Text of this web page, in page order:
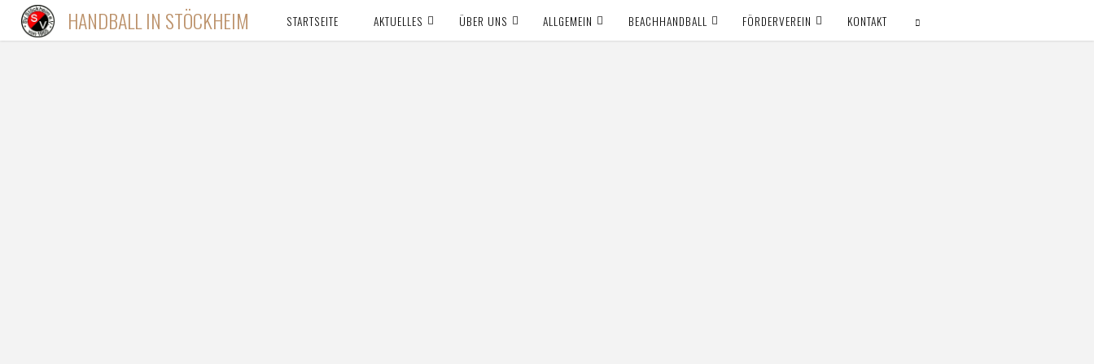
Zum
Inhalt
HANDBALL IN STÖCKHEIM STARTSEITE AKTUELLES ÜBER UNS ALLGEMEIN BEACHHANDBALL FÖRDERVEREIN KONTAKT